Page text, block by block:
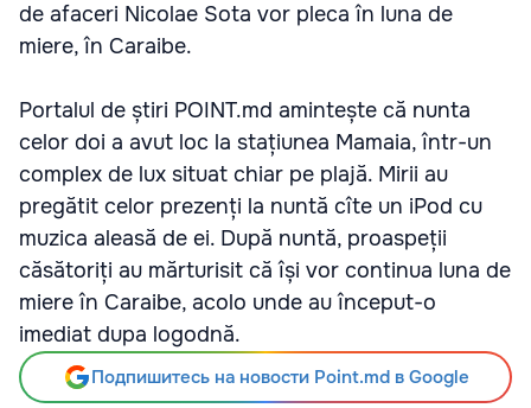
de afaceri Nicolae Sota vor pleca în luna de
miere, în Caraibe.
Portalul de știri POINT.md amintește că nunta
celor doi a avut loc la stațiunea Mamaia, într-un
complex de lux situat chiar pe plajă. Mirii au
pregătit celor prezenți la nuntă cîte un iPod cu
muzica aleasă de ei. După nuntă, proaspeții
căsătoriți au mărturisit că își vor continua luna de
miere în Caraibe, acolo unde au început-o
imediat dupa logodnă.
Подпишитесь на новости Point.md в Google